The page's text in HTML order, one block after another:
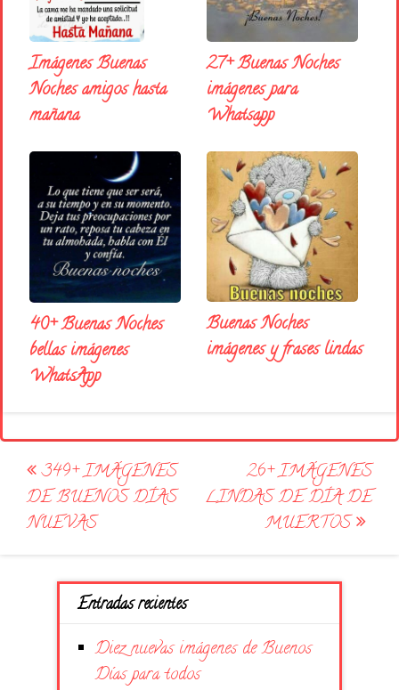
Imágenes Buenas
Noches amigos hasta
mañana
27+ Buenas Noches
imágenes para
Whatsapp
40+ Buenas Noches
bellas imágenes
WhatsApp
Buenas Noches
imágenes y frases lindas
Post
navigation
349+ IMÁGENES
DE BUENOS DÍAS
NUEVAS
26+ IMÁGENES
LINDAS DE DÍA DE
MUERTOS
Entradas recientes
Diez nuevas imágenes de Buenos
Días para todos